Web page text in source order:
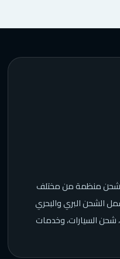
شحن منظمة من مختلف
الشحن البري والبحري
السيارات، وخدمات